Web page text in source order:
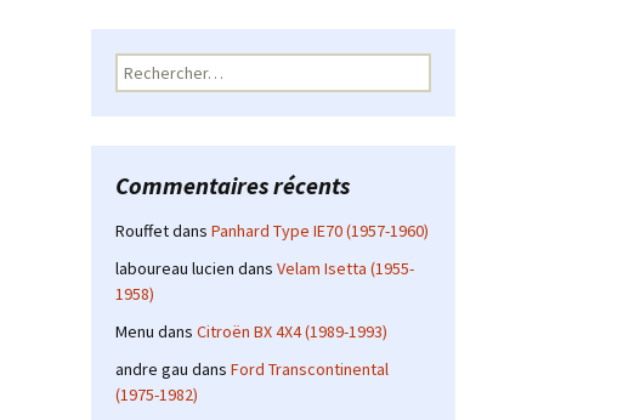
Rechercher :
Commentaires récents
Rouffetdans Panhard Type IE70 (1957-1960)
laboureau lucien dans Velam Isetta (1955-
1958)
Menu dans Citroën BX 4X4 (1989-1993)
andre gau dans Ford Transcontinental
(1975-1982)